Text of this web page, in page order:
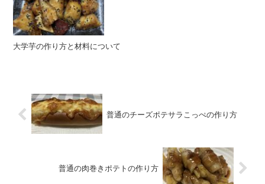
大学芋の作り方と材料について
普通のチーズポテサラこっぺの作り方
普通の肉巻きポテトの作り方